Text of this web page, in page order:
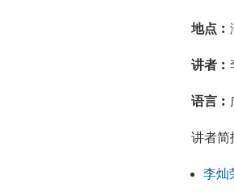
地点︰
讲者︰
语言︰
讲者简
李灿